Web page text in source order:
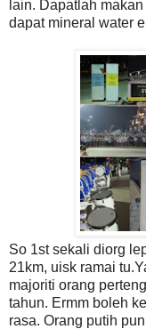
lain. Dapatlah
dapat mineral water
So 1st sekali diorg
21km, uisk ramai
majoriti orang
tahun. Ermm boleh
rasa. Orang putih